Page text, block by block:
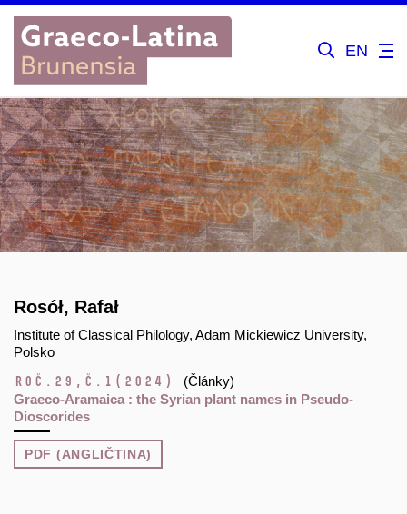
EN
Rosół, Rafał
Institute of Classical Philology, Adam Mickiewicz University,
Polsko
Roč.29, č.1 (2024)
(Články)
Graeco-Aramaica : the Syrian plant names in Pseudo-
Dioscorides
PDF (ANGLIČTINA)